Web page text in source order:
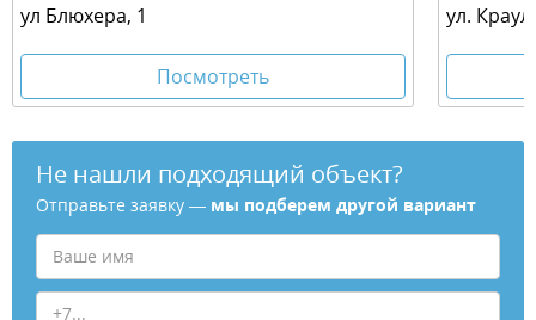
ул Блюхера, 1
Посмотреть
ул.
Не нашли подходящий объект?
Отправьте заявку — мы подберем другой вариант